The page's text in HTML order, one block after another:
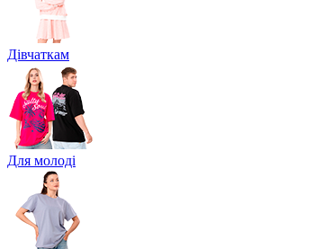
Дівчаткам
Для молоді